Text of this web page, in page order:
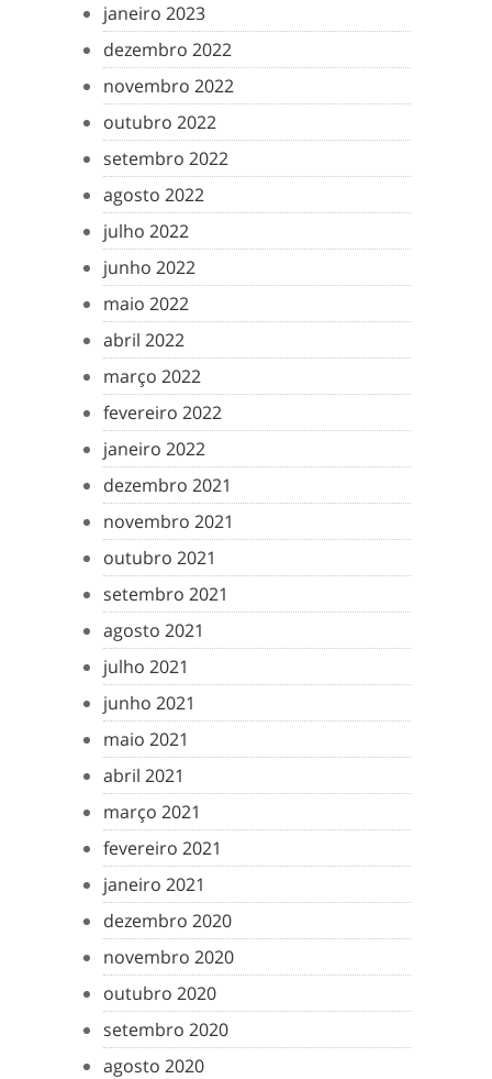
janeiro 2023
dezembro 2022
novembro 2022
outubro 2022
setembro 2022
agosto 2022
julho 2022
junho 2022
maio 2022
abril 2022
março 2022
fevereiro 2022
janeiro 2022
dezembro 2021
novembro 2021
outubro 2021
setembro 2021
agosto 2021
julho 2021
junho 2021
maio 2021
abril 2021
março 2021
fevereiro 2021
janeiro 2021
dezembro 2020
novembro 2020
outubro 2020
setembro 2020
agosto 2020